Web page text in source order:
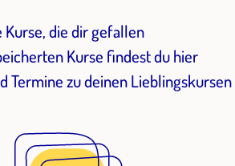
Kurse, die dir gefallen
Kurse findest du hier
Termine zu deinen Lieblingskursen